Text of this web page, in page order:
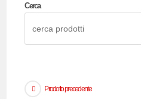
Cerca
Prodotto precedente